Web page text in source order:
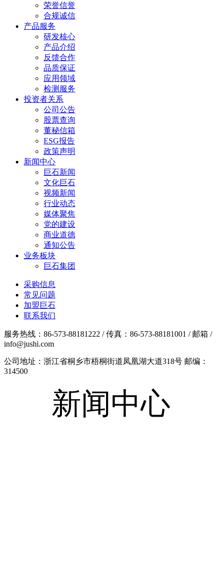
荣誉信誉
合规诚信
产品服务
研发核心
产品介绍
反馈合作
品质保证
应用领域
检测服务
投资者关系
公司公告
股票查询
董秘信箱
ESG报告
政策声明
新闻中心
巨石新闻
文化巨石
视频新闻
行业动态
媒体聚焦
党的建设
商业道德
通知公告
业务板块
巨石集团
采购信息
常见问题
加盟巨石
联系我们
服务热线：86-573-88181222 / 传真：86-573-88181001 / 邮箱 /
info@jushi.com
公司地址：浙江省桐乡市梧桐街道凤凰湖大道318号 邮编：
314500
新闻中心